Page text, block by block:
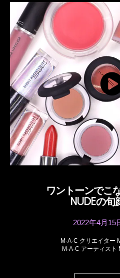
ワントーンでこ
NUDEの旬
2022年4月15
M·A·C クリエイター
M·A·C アーティス